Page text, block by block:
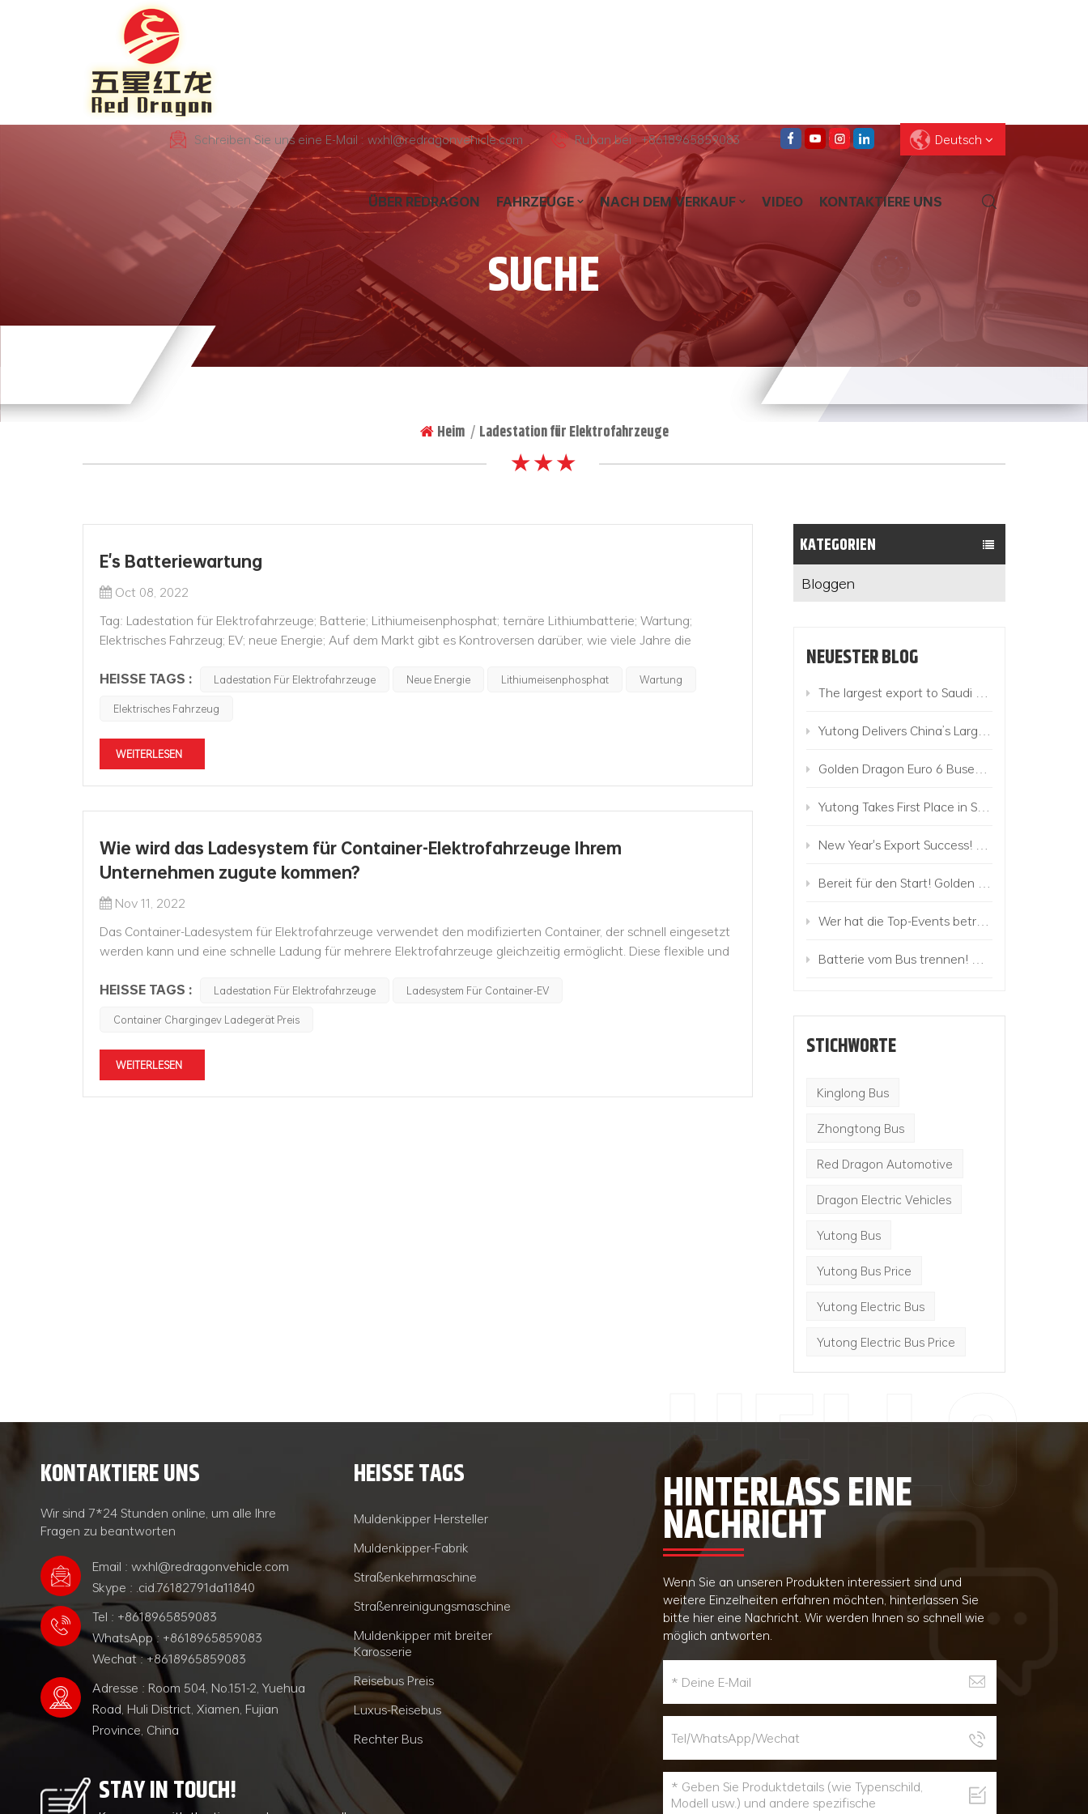
Schreiben Sie uns eine E-Mail : wxhl@redragonvehicle.com Ruf an bei : +8618965859083 Deutsch
English
Français
Deutsch
Pусский
Español
العربية
ÜBER REDRAGON FAHRZEUGE NACH DEM VERKAUF VIDEO KONTAKTIERE UNS
SUCHE
Heim | Ladestation für Elektrofahrzeuge
★ ★ ★
KATEGORIEN
Bloggen
NEUESTER BLOG
The largest export to Saudi Arabia this year! 780 Suzhou King Long buses add color to the "Belt and Road"
Yutong Delivers China’s Largest Commercial Vehicle Order Along Belt and Road to Uzbekistan
Golden Dragon Euro 6 Buses Operate in Israel
Yutong Takes First Place in Sales of Electric Buses in Europe!
New Year's Export Success! 224 Golden Dragon Buses to Mongolia
Bereit für den Start! Golden Dragon Electric Truck Matrix wird auf den Markt gebracht
Wer hat die Top-Events betreut und ist in die Premium-Marke eingestiegen?
Batterie vom Bus trennen! Das Golden Dragon Change-Battery Vehicle kommt mit Mighty
STICHWORTE
Kinglong Bus
Zhongtong Bus
Red Dragon Automotive
Dragon Electric Vehicles
Yutong Bus
Yutong Bus Price
Yutong Electric Bus
Yutong Electric Bus Price
E's Batteriewartung
Oct 08, 2022
Tag: Ladestation für Elektrofahrzeuge; Batterie; Lithiumeisenphosphat; ternäre Lithiumbatterie; Wartung;
Elektrisches Fahrzeug; EV; neue Energie; Auf dem Markt gibt es Kontroversen darüber, wie viele Jahre die
HEISSE TAGS :
Ladestation Für Elektrofahrzeuge Neue Energie Lithiumeisenphosphat
Wartung
Elektrisches Fahrzeug
WEITERLESEN
Wie wird das Ladesystem für Container-Elektrofahrzeuge Ihrem
Unternehmen zugute kommen?
Nov 11, 2022
Das Container-Ladesystem für Elektrofahrzeuge verwendet den modifizierten Container, der schnell eingesetzt
werden kann und eine schnelle Ladung für mehrere Elektrofahrzeuge gleichzeitig ermöglicht. Diese flexible und
HEISSE TAGS :
Ladestation Für Elektrofahrzeuge
Ladesystem Für Container-EV
Container Chargingev Ladegerät Preis
WEITERLESEN
KONTAKTIERE UNS
Wir sind 7*24 Stunden online, um alle Ihre
Fragen zu beantworten
Email : wxhl@redragonvehicle.com
Skype : .cid.76182791da11840
Tel : +8618965859083
WhatsApp : +8618965859083
Wechat : +8618965859083
Adresse : Room 504, No.151-2, Yuehua
Road, Huli District, Xiamen, Fujian
Province, China
HEISSE TAGS
Muldenkipper Hersteller
Muldenkipper-Fabrik
Straßenkehrmaschine
Straßenreinigungsmaschine
Muldenkipper mit breiter
Karosserie
Reisebus Preis
Luxus-Reisebus
Rechter Bus
STAY IN TOUCH!
HINTERLASS EINE
NACHRICHT
Wenn Sie an unseren Produkten interessiert sind und
weitere Einzelheiten erfahren möchten, hinterlassen Sie
bitte hier eine Nachricht. Wir werden Ihnen so schnell wie
möglich antworten.